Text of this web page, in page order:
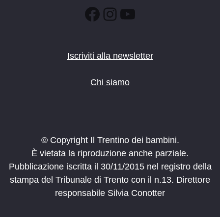
Facebook
Instagram
YouTube
Iscriviti alla newsletter
Chi siamo
© Copyright Il Trentino dei bambini.
È vietata la riproduzione anche parziale.
Pubblicazione iscritta il 30/11/2015 nel registro della
stampa del Tribunale di Trento con il n.13. Direttore
responsabile Silvia Conotter